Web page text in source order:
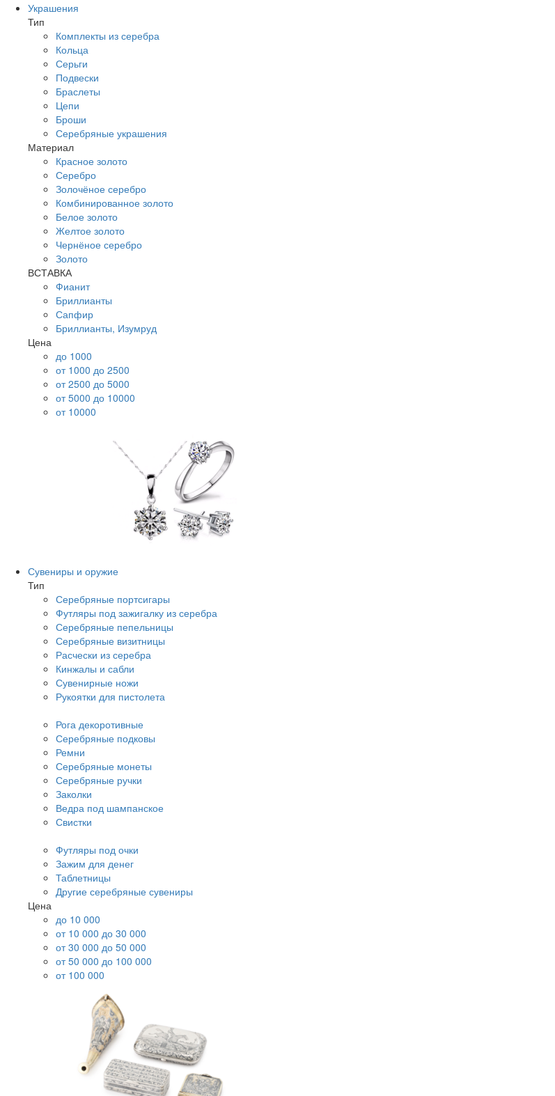
Украшения
Тип
Комплекты из серебра
Кольца
Серьги
Подвески
Браслеты
Цепи
Броши
Серебряные украшения
Материал
Красное золото
Серебро
Золочёное серебро
Комбинированное золото
Белое золото
Желтое золото
Чернёное серебро
Золото
ВСТАВКА
Фианит
Бриллианты
Сапфир
Бриллианты, Изумруд
Цена
до 1000
от 1000 до 2500
от 2500 до 5000
от 5000 до 10000
от 10000
Сувениры и оружие
Тип
Серебряные портсигары
Футляры под зажигалку из серебра
Серебряные пепельницы
Серебряные визитницы
Расчески из серебра
Кинжалы и сабли
Сувенирные ножи
Рукоятки для пистолета
Рога декоротивные
Серебряные подковы
Ремни
Серебряные монеты
Серебряные ручки
Заколки
Ведра под шампанское
Свистки
Футляры под очки
Зажим для денег
Таблетницы
Другие серебряные сувениры
Цена
до 10 000
от 10 000 до 30 000
от 30 000 до 50 000
от 50 000 до 100 000
от 100 000